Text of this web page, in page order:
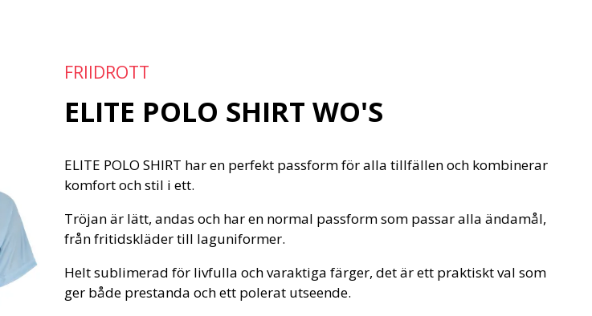
FRIIDROTT
ELITE POLO SHIRT WO'S
ELITE POLO SHIRT har en perfekt passform för alla tillfällen och kombinerar
komfort och stil i ett.
Tröjan är lätt, andas och har en normal passform som passar alla ändamål,
från fritidskläder till laguniformer.
Helt sublimerad för livfulla och varaktiga färger, det är ett praktiskt val som
ger både prestanda och ett polerat utseende.